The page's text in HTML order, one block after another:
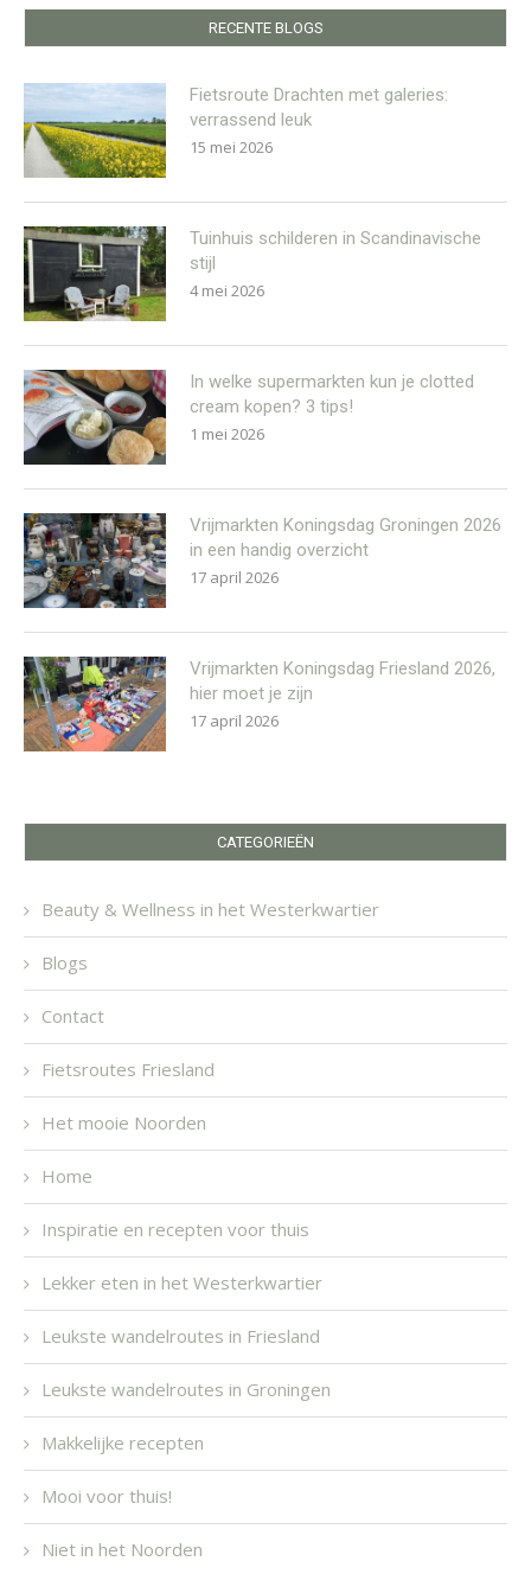
RECENTE BLOGS
Fietsroute Drachten met galeries:
verrassend leuk
15 mei 2026
Tuinhuis schilderen in Scandinavische
stijl
4 mei 2026
In welke supermarkten kun je clotted
cream kopen? 3 tips!
1 mei 2026
Vrijmarkten Koningsdag Groningen 2026
in een handig overzicht
17 april 2026
Vrijmarkten Koningsdag Friesland 2026,
hier moet je zijn
17 april 2026
CATEGORIEËN
Beauty & Wellness in het Westerkwartier
Blogs
Contact
Fietsroutes Friesland
Het mooie Noorden
Home
Inspiratie en recepten voor thuis
Lekker eten in het Westerkwartier
Leukste wandelroutes in Friesland
Leukste wandelroutes in Groningen
Makkelijke recepten
Mooi voor thuis!
Niet in het Noorden